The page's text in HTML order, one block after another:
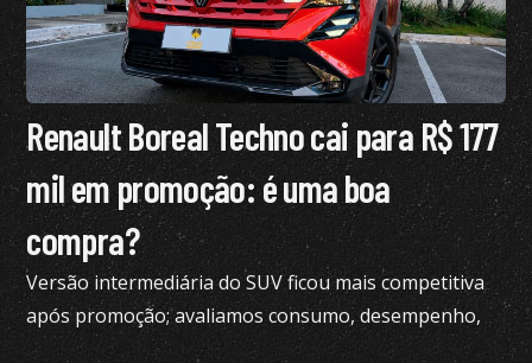
Renault Boreal Techno cai para R$ 177
mil em promoção: é uma boa
compra?
Versão intermediária do SUV ficou mais competitiva
após promoção; avaliamos consumo, desempenho,
conforto e mais